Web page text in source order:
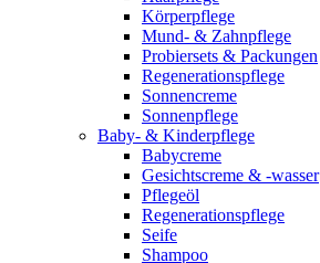
Körperpflege
Mund- & Zahnpflege
Probiersets & Packungen
Regenerationspflege
Sonnencreme
Sonnenpflege
Baby- & Kinderpflege
Babycreme
Gesichtscreme & -wasser
Pflegeöl
Regenerationspflege
Seife
Shampoo